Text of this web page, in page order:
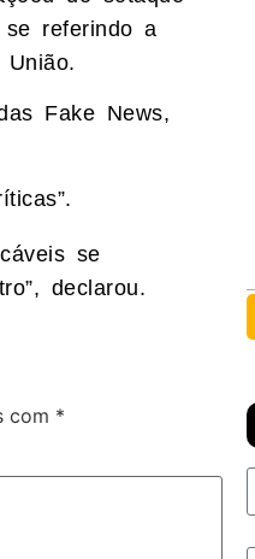
referindo a
Fake News,
se
declarou.
com *